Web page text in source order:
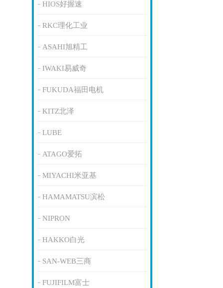
HIOS好握速
RKC理化工业
ASAHI旭精工
IWAKI易威奇
FUKUDA福田电机
KITZ北泽
LUBE
ATAGO爱拓
MIYACHI米亚基
HAMAMATSU滨松
NIPRON
HAKKO白光
SAN-WEB三商
FUJIFILM富士